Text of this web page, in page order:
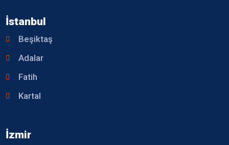
İstanbul
Beşiktaş
Adalar
Fatih
Kartal
İzmir